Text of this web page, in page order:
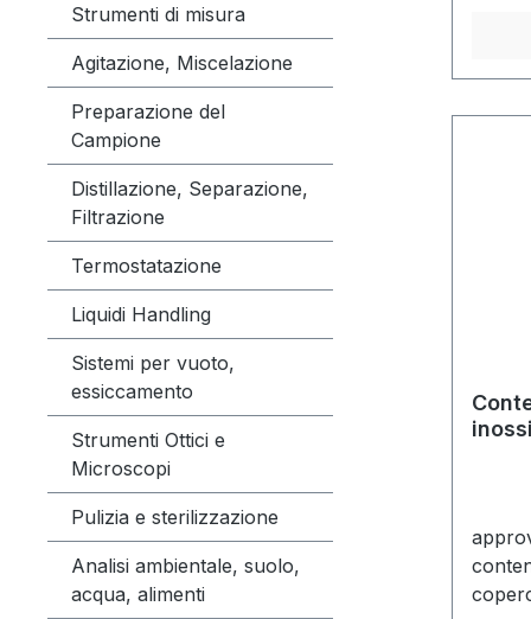
Strumenti di misura
Agitazione, Miscelazione
Preparazione del
Campione
Distillazione, Separazione,
Filtrazione
Termostatazione
Liquidi Handling
Sistemi per vuoto,
essiccamento
Strumenti Ottici e
Microscopi
Pulizia e sterilizzazione
Analisi ambientale, suolo,
acqua, alimenti
da
tra
linea
e
in
0,45